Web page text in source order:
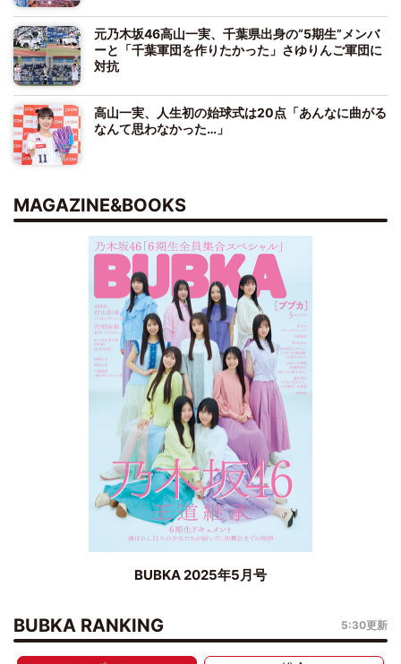
元乃木坂46高山一実、千葉県出身の“5期生”メンバ
ーと「千葉軍団を作りたかった」さゆりんご軍団に
対抗
高山一実、人生初の始球式は20点「あんなに曲がる
なんて思わなかった…」
MAGAZINE&BOOKS
BUBKA 2025年5月号
BUBKA RANKING 5:30更新